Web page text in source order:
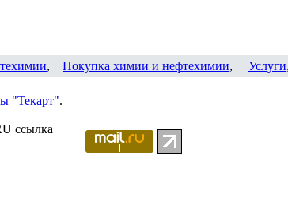
, Покупка химии и нефтехимии, Услуги
"Текарт".
ссылка